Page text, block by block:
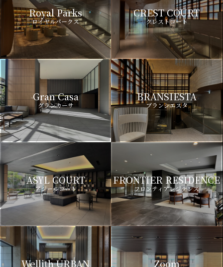
Royal Parks
ロイヤルパークス
CREST COURT
クレストコート
Gran Casa
グランカーサ
BRANSIESTA
ブランシエスタ
ASYL COURT
アジールコート
FRONTIER RESIDENCE
フロンティアレジデンス
Wellith URBAN Zoom